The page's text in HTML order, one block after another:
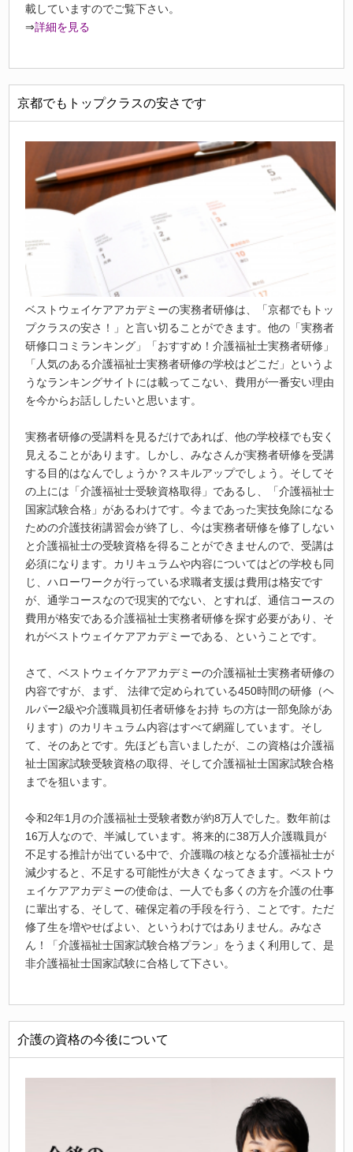
載していますのでご覧下さい。
⇒詳細を見る
京都でもトップクラスの安さです
ベストウェイケアアカデミーの実務者研修は、「京都でもトッ
プクラスの安さ！」と言い切ることができます。他の「実務者
研修口コミランキング」「おすすめ！介護福祉士実務者研修」
「人気のある介護福祉士実務者研修の学校はどこだ」というよ
うなランキングサイトには載ってこない、費用が一番安い理由
を今からお話ししたいと思います。
実務者研修の受講料を見るだけであれば、他の学校様でも安く
見えることがあります。しかし、みなさんが実務者研修を受講
する目的はなんでしょうか？スキルアップでしょう。そしてそ
の上には「介護福祉士受験資格取得」であるし、「介護福祉士
国家試験合格」があるわけです。今まであった実技免除になる
ための介護技術講習会が終了し、今は実務者研修を修了しない
と介護福祉士の受験資格を得ることができませんので、受講は
必須になります。カリキュラムや内容についてはどの学校も同
じ、ハローワークが行っている求職者支援は費用は格安です
が、通学コースなので現実的でない、とすれば、通信コースの
費用が格安である介護福祉士実務者研修を探す必要があり、そ
れがベストウェイケアアカデミーである、ということです。
さて、ベストウェイケアアカデミーの介護福祉士実務者研修の
内容ですが、まず、 法律で定められている450時間の研修（ヘ
ルパー2級や介護職員初任者研修をお持 ちの方は一部免除があ
ります）のカリキュラム内容はすべて網羅しています。そし
て、そのあとです。先ほども言いましたが、この資格は介護福
祉士国家試験受験資格の取得、そして介護福祉士国家試験合格
までを狙います。
令和2年1月の介護福祉士受験者数が約8万人でした。数年前は
16万人なので、半減しています。将来的に38万人介護職員が
不足する推計が出ている中で、介護職の核となる介護福祉士が
減少すると、不足する可能性が大きくなってきます。ベストウ
ェイケアアカデミーの使命は、一人でも多くの方を介護の仕事
に輩出する、そして、確保定着の手段を行う、ことです。ただ
修了生を増やせばよい、というわけではありません。みなさ
ん！「介護福祉士国家試験合格プラン」をうまく利用して、是
非介護福祉士国家試験に合格して下さい。
介護の資格の今後について